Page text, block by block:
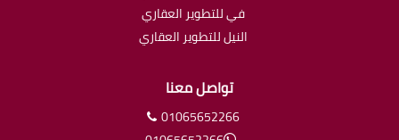
في للتطوير العقاري
النيل للتطوير العقاري
تواصل معنا
01065652266